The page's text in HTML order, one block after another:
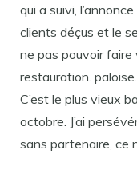
qui a suivi,
clients déçus et le
ne pas pouvoir faire
restauration.
C’est le plus vieux
octobre. J’ai
sans partenaire, ce